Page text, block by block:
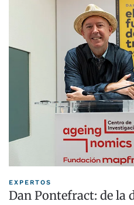
EXPERTOS
Dan Pontefract: de la